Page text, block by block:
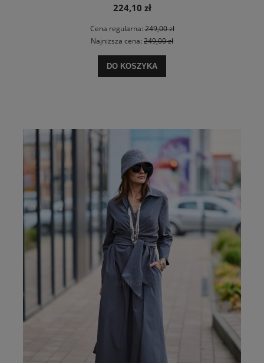
224,10 zł
Cena regularna:249,00 zł
Najniższa cena: 249,00 zł
DO KOSZYKA